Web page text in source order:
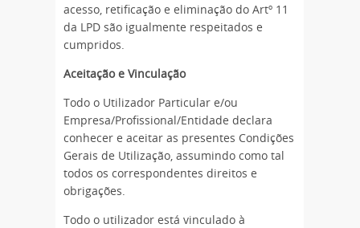
acesso, retificação e eliminação do Artº 11
da LPD são igualmente respeitados e
cumpridos.
Aceitação e Vinculação
Todo o Utilizador Particular e/ou
Empresa/Profissional/Entidade declara
conhecer e aceitar as presentes Condições
Gerais de Utilização, assumindo como tal
todos os correspondentes direitos e
obrigações.
Todo o utilizador está vinculado à